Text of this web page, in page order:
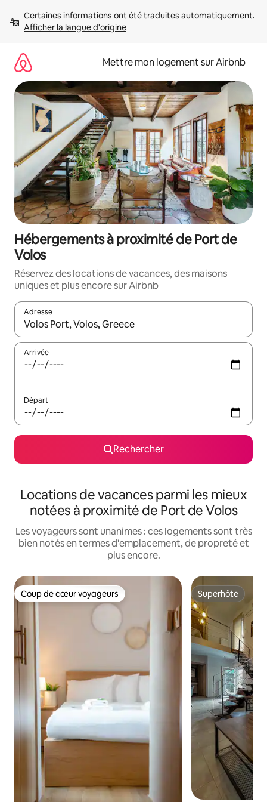
directement
Afficher la langue d'origine
Mettre mon logement sur Airbnb
Hébergements à proximité de Port de
Volos
Réservez des locations de vacances, des maisons
uniques et plus encore sur Airbnb
Adresse
Lorsque les résultats s'affichent, utilisez les flèches vers le
Arrivée
Départ
Rechercher
Locations de vacances parmi les mieux
notées à proximité de Port de Volos
Les voyageurs sont unanimes : ces logements sont très
bien notés en termes d'emplacement, de propreté et
plus encore.
Coup de cœur voyageurs
Coup de cœur voyageurs Superhôte
Superhôte